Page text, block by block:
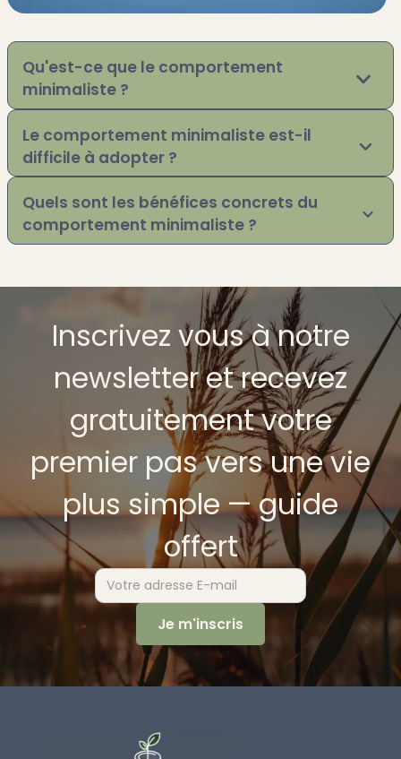
Qu'est-ce que le comportement
minimaliste ?
Le comportement minimaliste est-il
difficile à adopter ?
Quels sont les bénéfices concrets du
comportement minimaliste ?
Inscrivez vous à notre
newsletter et recevez
gratuitement votre
premier pas vers une vie
plus simple — guide
offert